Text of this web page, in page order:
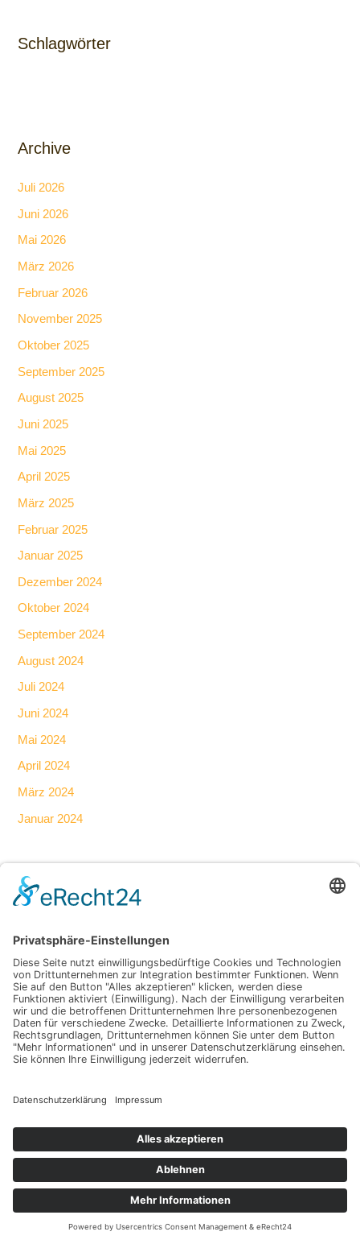
Schlagwörter
Archive
Juli 2026
Juni 2026
Mai 2026
März 2026
Februar 2026
November 2025
Oktober 2025
September 2025
August 2025
Juni 2025
Mai 2025
April 2025
März 2025
Februar 2025
Januar 2025
Dezember 2024
Oktober 2024
September 2024
August 2024
Juli 2024
Juni 2024
Mai 2024
April 2024
März 2024
Januar 2024
Kategorien
Allgemein
Haus & Garten
Möbel & Dekoration